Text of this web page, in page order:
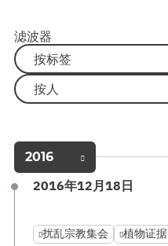
滤波器
按标签
按人
2016
2016年12月18日
扰乱宗教集会 植物证据